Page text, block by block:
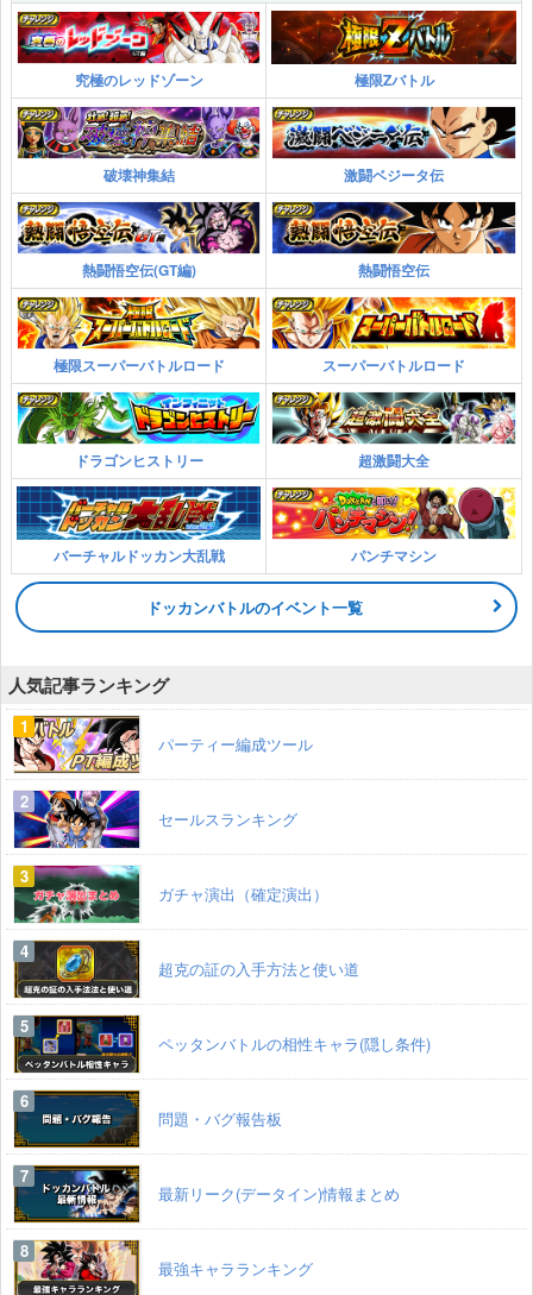
究極のレッドゾーン 極限Zバトル
破壊神集結 激闘ベジータ伝
熱闘悟空伝(GT編) 熱闘悟空伝
極限スーパーバトルロード スーパーバトルロード
ドラゴンヒストリー 超激闘大全
バーチャルドッカン大乱戦 パンチマシン
ドッカンバトルのイベント一覧
人気記事ランキング
パーティー編成ツール
セールスランキング
ガチャ演出（確定演出）
超克の証の入手方法と使い道
ペッタンバトルの相性キャラ(隠し条件)
問題・バグ報告板
最新リーク(データイン)情報まとめ
最強キャラランキング